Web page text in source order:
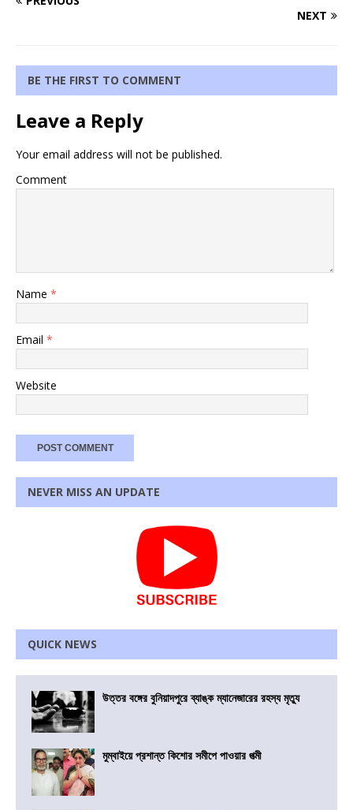
NEXT
BE THE FIRST TO COMMENT
Leave a Reply
Your email address will not be published.
Comment
Name *
Email *
Website
NEVER MISS AN UPDATE
QUICK NEWS
উত্তর বঙ্গের বুনিয়াদপুরে ব্যাঙ্ক ম্যানেজারের রহস্য মৃত্যু
মুম্বাইয়ে প্রশান্ত কিশোর সমীপে পাওয়ার পত্মী